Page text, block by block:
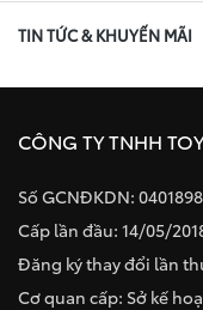
TIN TỨC & KHUYẾN MÃI
CÔNG TY TNHH
Số GCNĐKDN:
Cấp lần đầu: 14/05/
Đăng ký thay đổi lần
Cơ quan cấp: Sở kế